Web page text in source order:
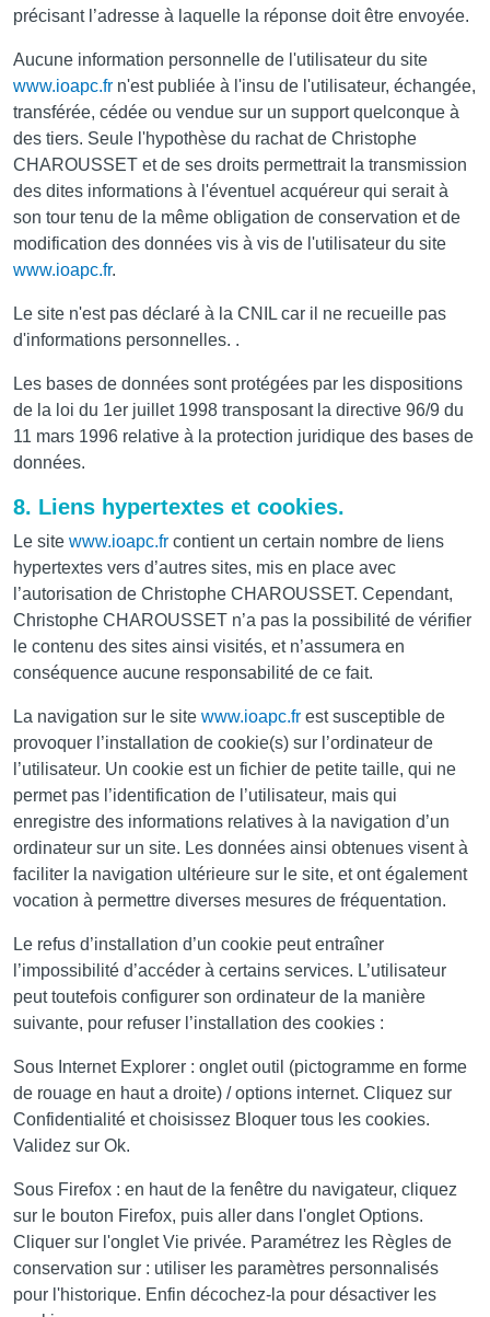
précisant l’adresse à laquelle la réponse doit être envoyée.
Aucune information personnelle de l'utilisateur du site
www.ioapc.fr n'est publiée à l'insu de l'utilisateur, échangée,
transférée, cédée ou vendue sur un support quelconque à
des tiers. Seule l'hypothèse du rachat de Christophe
CHAROUSSET et de ses droits permettrait la transmission
des dites informations à l'éventuel acquéreur qui serait à
son tour tenu de la même obligation de conservation et de
modification des données vis à vis de l'utilisateur du site
www.ioapc.fr.
Le site n'est pas déclaré à la CNIL car il ne recueille pas
d'informations personnelles. .
Les bases de données sont protégées par les dispositions
de la loi du 1er juillet 1998 transposant la directive 96/9 du
11 mars 1996 relative à la protection juridique des bases de
données.
8. Liens hypertextes et cookies.
Le site www.ioapc.fr contient un certain nombre de liens
hypertextes vers d’autres sites, mis en place avec
l’autorisation de Christophe CHAROUSSET. Cependant,
Christophe CHAROUSSET n’a pas la possibilité de vérifier
le contenu des sites ainsi visités, et n’assumera en
conséquence aucune responsabilité de ce fait.
La navigation sur le site www.ioapc.fr est susceptible de
provoquer l’installation de cookie(s) sur l’ordinateur de
l’utilisateur. Un cookie est un fichier de petite taille, qui ne
permet pas l’identification de l’utilisateur, mais qui
enregistre des informations relatives à la navigation d’un
ordinateur sur un site. Les données ainsi obtenues visent à
faciliter la navigation ultérieure sur le site, et ont également
vocation à permettre diverses mesures de fréquentation.
Le refus d’installation d’un cookie peut entraîner
l’impossibilité d’accéder à certains services. L’utilisateur
peut toutefois configurer son ordinateur de la manière
suivante, pour refuser l’installation des cookies :
Sous Internet Explorer : onglet outil (pictogramme en forme
de rouage en haut a droite) / options internet. Cliquez sur
Confidentialité et choisissez Bloquer tous les cookies.
Validez sur Ok.
Sous Firefox : en haut de la fenêtre du navigateur, cliquez
sur le bouton Firefox, puis aller dans l'onglet Options.
Cliquer sur l'onglet Vie privée. Paramétrez les Règles de
conservation sur : utiliser les paramètres personnalisés
pour l'historique. Enfin décochez-la pour désactiver les